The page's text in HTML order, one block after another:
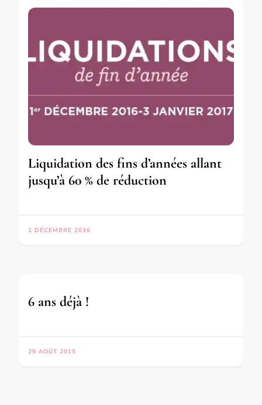
Liquidation des fins d’années allant
jusqu’à 60 % de réduction
1 DÉCEMBRE 2016
6 ans déjà !
29 AOÛT 2015